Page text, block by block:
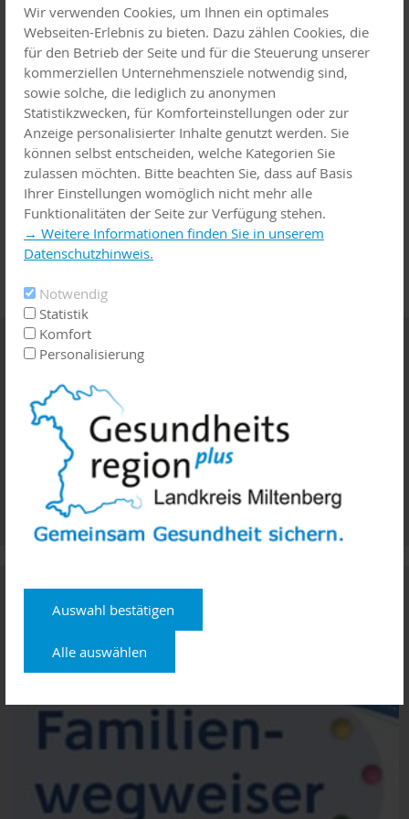
Wir verwenden Cookies, um Ihnen ein optimales
Webseiten-Erlebnis zu bieten. Dazu zählen Cookies, die
für den Betrieb der Seite und für die Steuerung unserer
kommerziellen Unternehmensziele notwendig sind,
sowie solche, die lediglich zu anonymen
Statistikzwecken, für Komforteinstellungen oder zur
Anzeige personalisierter Inhalte genutzt werden. Sie
können selbst entscheiden, welche Kategorien Sie
zulassen möchten. Bitte beachten Sie, dass auf Basis
Ihrer Einstellungen womöglich nicht mehr alle
Funktionalitäten der Seite zur Verfügung stehen.
→ Weitere Informationen finden Sie in unserem
Datenschutzhinweis.
Notwendig
Statistik
Komfort
Personalisierung
Auswahl bestätigen
Alle auswählen
Landkreis
Ambulanter Dienst
Tel. 09371 9723-0
mail@st-elisabethenstift.de
www.st-elisabethenstift.de
Nur Patienten
der
Sozialstation
Ambulante Pflege-Aktiv GmbH
Obernburg
Tel: 06022 71653
info@ambulante-pflege-aktiv.de
www.ambulante-pflege-aktiv.de
Coronavirus
zu haben, wenden Sie sich telefonisch an Ihren Hausarzt oder
wählen Sie die Nummer des ärztlichen Bereitschaftsdienstes:
116117
Für besorgte Bürgerinnen und Bürger gibt es eine Hotline des
Landesamtes für Gesundheit und Lebensmittelsicherheit, an
die sich diese mit ihren Fragen wenden können:09131 6808-
5101
Familienwegweiser